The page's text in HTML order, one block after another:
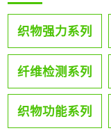
织物强力系列
纤维检测系列
织物功能系列